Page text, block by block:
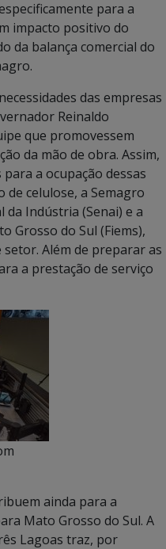
para a
impacto positivo do
da balança comercial do
das empresas
Reinaldo
que promovessem
da mão de obra. Assim,
a ocupação dessas
de celulose, a Semagro
da Indústria (Senai) e a
Grosso do Sul (Fiems),
Além de preparar as
a prestação de serviço
ainda para a
Mato Grosso do Sul. A
Lagoas traz, por